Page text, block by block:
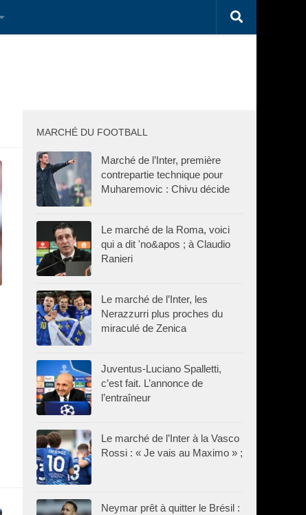
MARCHÉ DU FOOTBALL
Marché de l’Inter, première
contrepartie technique pour
Muharemovic : Chivu décide
Le marché de la Roma, voici
qui a dit 'no&apos ; à Claudio
Ranieri
Le marché de l’Inter, les
Nerazzurri plus proches du
miraculé de Zenica
Juventus-Luciano Spalletti,
c’est fait. L’annonce de
l’entraîneur
Le marché de l’Inter à la Vasco
Rossi : « Je vais au Maximo » ;
Neymar prêt à quitter le Brésil :